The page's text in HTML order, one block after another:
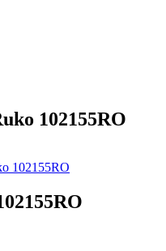
102155RO
102155RO